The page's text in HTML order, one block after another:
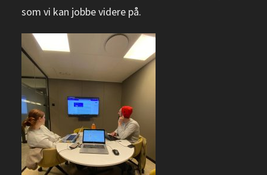
som vi kan jobbe videre på.